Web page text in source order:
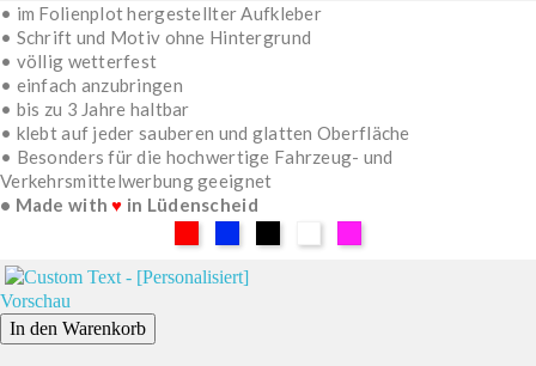
• im Folienplot hergestellter Aufkleber
• Schrift und Motiv ohne Hintergrund
• völlig wetterfest
• einfach anzubringen
• bis zu 3 Jahre haltbar
• klebt auf jeder sauberen und glatten Oberfläche
• Besonders für die hochwertige Fahrzeug- und
Verkehrsmittelwerbung geeignet
• Made with♥ in Lüdenscheid
Vorschau
In den Warenkorb